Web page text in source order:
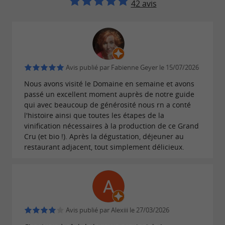
sans quitter la propriété. Les
hôtes peuvent réserver une
et une dégustation des vinsdu château,
déjeuner ou dîner auComptoir de La Rose,
désormais restaurant de la propriété, où il est
possible de découvrir les vins des différents
domaines accompagnés d'assiettes à partager
sur la terrasse aménagée côté jardin. Les
pour explorer les paysages
viticoles à leur rythme, ou simplement
rejoindre le centre de Saint-Émilion à pied. La
42 avis
Avis publié par Fabienne Geyer le 15/07/2026
Nous avons visité le Domaine en semaine et avons
passé un excellent moment auprès de notre guide
qui avec beaucoup de générosité nous rn a conté
l'histoire ainsi que toutes les étapes de la
vinification nécessaires à la production de ce Grand
Cru (et bio !). Après la dégustation, déjeuner au
restaurant adjacent, tout simplement délicieux.
Avis publié par Alexiii le 27/03/2026